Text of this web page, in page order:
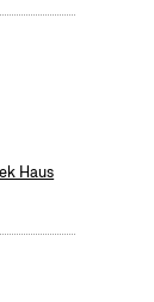
Haus